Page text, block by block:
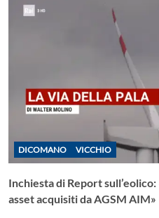
DICOMANO VICCHIO
Inchiesta di Report
asset acquisiti da AGSM AIM»